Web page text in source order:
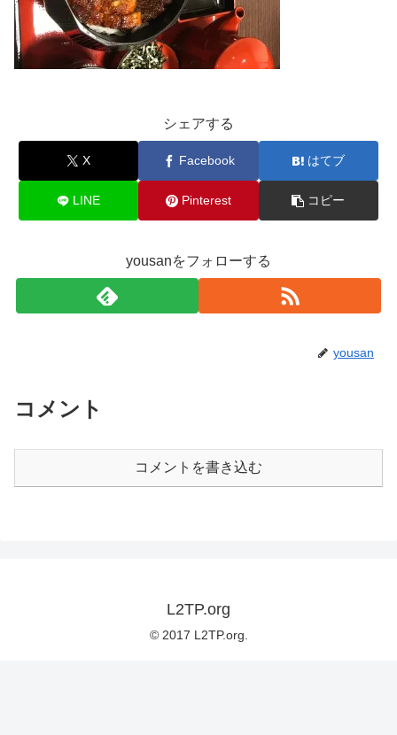
シェアする
X Facebook はてブ
LINE Pinterest コピー
yousanをフォローする
yousan
コメント
コメントを書き込む
L2TP.org
© 2017 L2TP.org.